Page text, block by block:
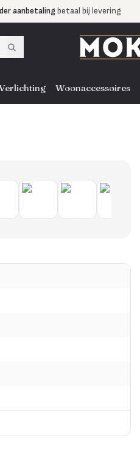
aanbetaling betaal bij levering
door heel NL, BE en DE
Woonaccessoires